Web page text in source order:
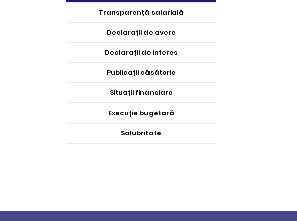
Transparență salarială
Declarații de avere
Declarații de interes
Publicații căsătorie
Situații financiare
Execuție bugetară
Salubritate